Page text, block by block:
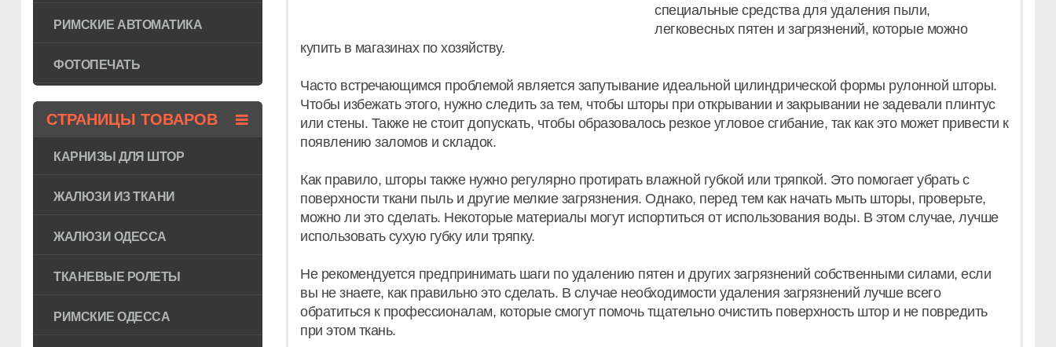
специальные средства для удаления пыли,
легковесных пятен и загрязнений, которые можно
купить в магазинах по хозяйству.
Часто встречающимся проблемой является запутывание идеальной цилиндрической формы рулонной шторы.
Чтобы избежать этого, нужно следить за тем, чтобы шторы при открывании и закрывании не задевали плинтус
или стены. Также не стоит допускать, чтобы образовалось резкое угловое сгибание, так как это может привести к
появлению заломов и складок.
Как правило, шторы также нужно регулярно протирать влажной губкой или тряпкой. Это помогает убрать с
поверхности ткани пыль и другие мелкие загрязнения. Однако, перед тем как начать мыть шторы, проверьте,
можно ли это сделать. Некоторые материалы могут испортиться от использования воды. В этом случае, лучше
использовать сухую губку или тряпку.
Не рекомендуется предпринимать шаги по удалению пятен и других загрязнений собственными силами, если
вы не знаете, как правильно это сделать. В случае необходимости удаления загрязнений лучше всего
обратиться к профессионалам, которые смогут помочь тщательно очистить поверхность штор и не повредить
при этом ткань.
РИМСКИЕ АВТОМАТИКА
ФОТОПЕЧАТЬ
СТРАНИЦЫ ТОВАРОВ
КАРНИЗЫ ДЛЯ ШТОР
ЖАЛЮЗИ ИЗ ТКАНИ
ЖАЛЮЗИ ОДЕССА
ТКАНЕВЫЕ РОЛЕТЫ
РИМСКИЕ ОДЕССА